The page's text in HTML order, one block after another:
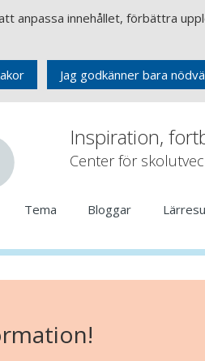
anpassa innehållet, förbättra
Jag godkänner bara
Inspiration,
Center för
Tema Bloggar